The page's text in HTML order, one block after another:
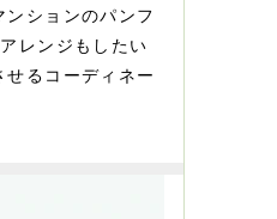
ションのパンフ
レンジもしたい
るコーディネー